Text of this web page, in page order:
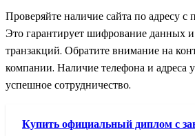
Проверяйте наличие сайта по адресу с
Это гарантирует шифрование данных и
транзакций. Обратите внимание на
компании. Наличие телефона и адреса
успешное сотрудничество.
Купить официальный диплом с